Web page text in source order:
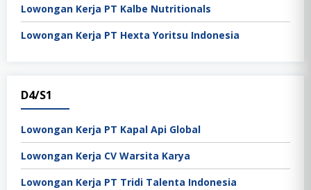
Lowongan Kerja PT Kalbe Nutritionals
Lowongan Kerja PT Hexta Yoritsu Indonesia
D4/S1
Lowongan Kerja PT Kapal Api Global
Lowongan Kerja CV Warsita Karya
Lowongan Kerja PT Tridi Talenta Indonesia